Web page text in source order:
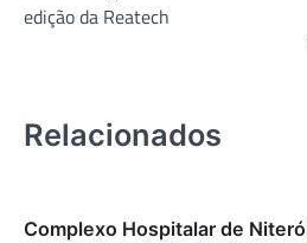
edição da Reatech
Relacionados
Complexo Hospitalar de